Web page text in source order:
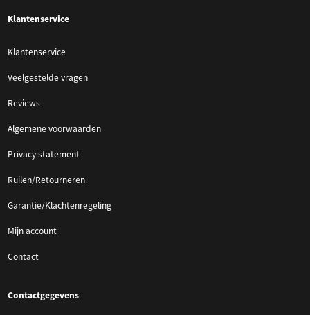
Klantenservice
Klantenservice
Veelgestelde vragen
Reviews
Algemene voorwaarden
Privacy statement
Ruilen/Retourneren
Garantie/Klachtenregeling
Mijn account
Contact
Contactgegevens